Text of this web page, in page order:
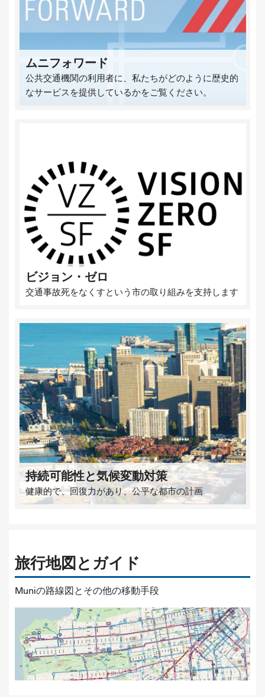
ムニフォワード
公共交通機関の利用者に、私たちがどのように歴史的
なサービスを提供しているかをご覧ください。
ビジョン・ゼロ
交通事故死をなくすという市の取り組みを支持します
持続可能性と気候変動対策
健康的で、回復力があり、公平な都市の計画
旅行地図とガイド
Muniの路線図とその他の移動手段